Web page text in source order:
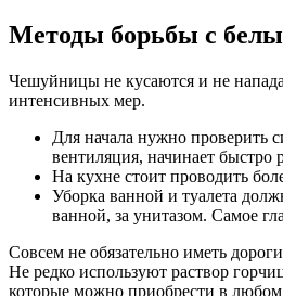
Методы борьбы с
Чешуйницы не кусаются и не
интенсивных мер.
Для начала нужно проверить
вентиляция, начинает быстро
На кухне стоит проводить
Уборка ванной и туалета
ванной, за унитазом. Самое
Совсем не обязательно иметь
Не редко используют раствор
которые можно приобрести в любом